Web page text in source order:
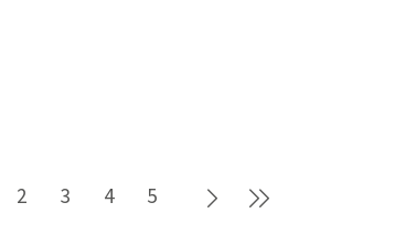
2 3 4 5 WeiterLetzte Seite